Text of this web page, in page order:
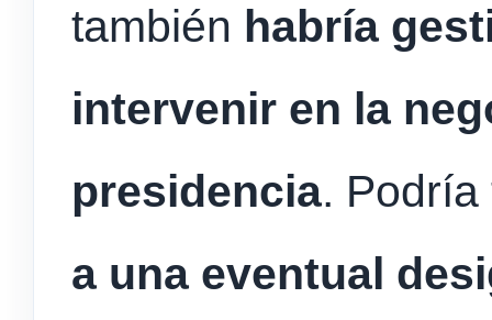
también habría
intervenir en la
presidencia.
a una eventual